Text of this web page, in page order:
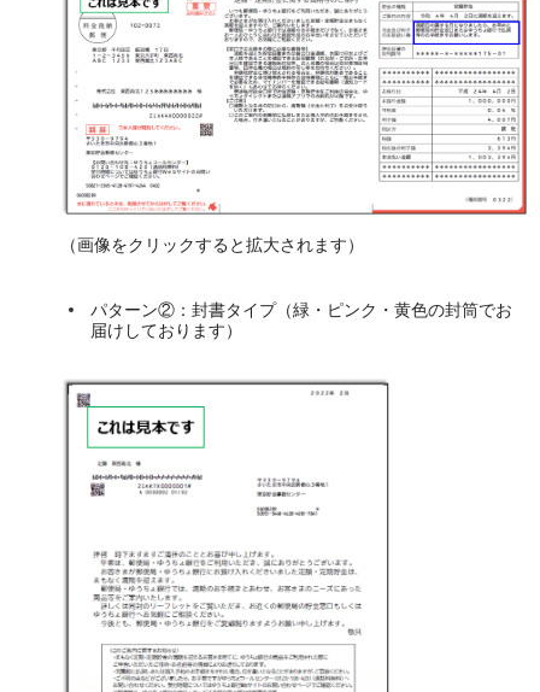
（画像をクリックすると拡大されます）
パターン②：封書タイプ（緑・ピンク・黄色の封筒でお
届けしております）